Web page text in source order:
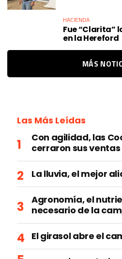
HACIENDA
Fue “Clarita”
en la Hereford
MÁS
Las Más Leídas
Con agilidad, las
cerraron sus ventas
La lluvia, el mejor
Agronomía, el
necesario de la
El girasol abre el